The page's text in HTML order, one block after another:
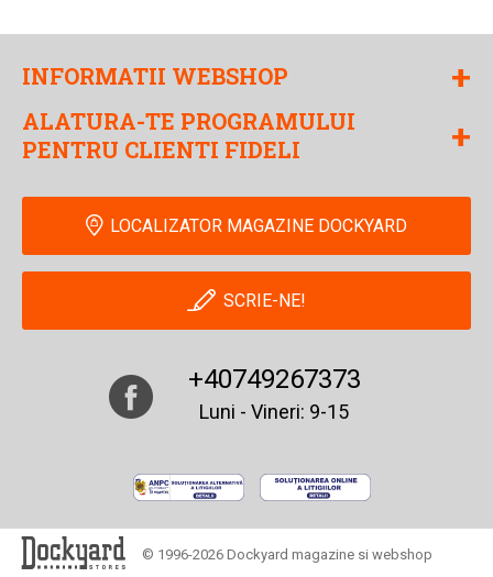
INFORMATII WEBSHOP +
ALATURA-TE PROGRAMULUI
PENTRU CLIENTI FIDELI
+
LOCALIZATOR MAGAZINE DOCKYARD
+40749267373
Luni - Vineri: 9-15
SCRIE-NE!
© 1996-2026 Dockyard magazine si webshop